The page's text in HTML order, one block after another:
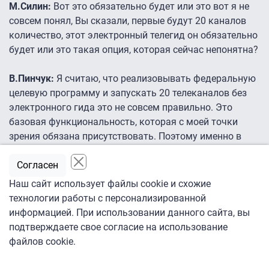
М.Силин: Вот это обязательно будет или это вот я не
совсем понял, Вы сказали, первые будут 20 каналов
количество, этот электронный телегид он обязательно
будет или это такая опция, которая сейчас непонятна?
В.Пинчук: Я считаю, что реализовывать федеральную
целевую программу и запускать 20 телеканалов без
электронного гида это не совсем правильно. Это
базовая функциональность, которая с моей точки
зрения обязана присутствовать. Поэтому именно в
сейчас смотрим взаимодействие с вещателями,
корректируем источники получения этого сигнала,
этого контента, неким образом форматируем его
представление на экранах. Я думаю, что по факту
окончание такой тестовой фазы мы обеспечим
присутствие EPG в рамках первого мультиплекса для
Наш сайт использует файлы cookie и схожие
технологии работы с персонализированной
информацией. При использовании данного сайта, вы
подтверждаете свое согласие на использование
файлов cookie.
Согласен